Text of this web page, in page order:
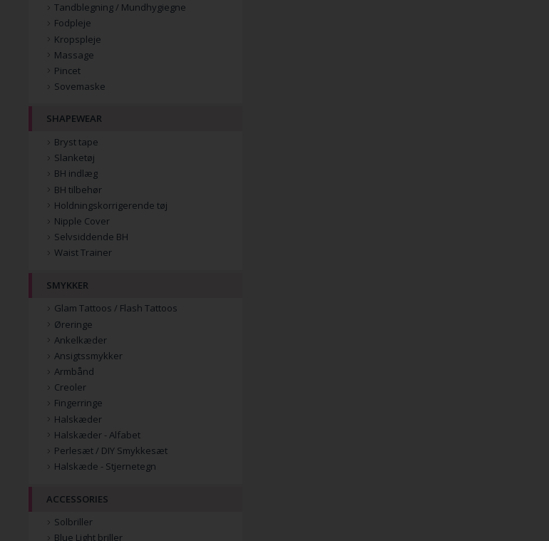
Tandblegning / Mundhygiegne
Fodpleje
Kropspleje
Massage
Pincet
Sovemaske
SHAPEWEAR
Bryst tape
Slanketøj
BH indlæg
BH tilbehør
Holdningskorrigerende tøj
Nipple Cover
Selvsiddende BH
Waist Trainer
SMYKKER
Glam Tattoos / Flash Tattoos
Øreringe
Ankelkæder
Ansigtssmykker
Armbånd
Creoler
Fingerringe
Halskæder
Halskæder - Alfabet
Perlesæt / DIY Smykkesæt
Halskæde - Stjernetegn
ACCESSORIES
Solbriller
Blue Light briller